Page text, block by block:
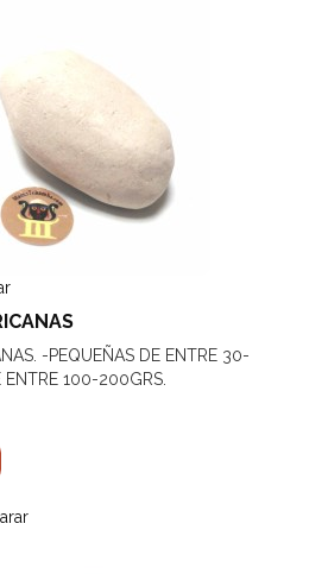
-PEQUEÑAS DE ENTRE 30-
ENTRE 100-200GRS.